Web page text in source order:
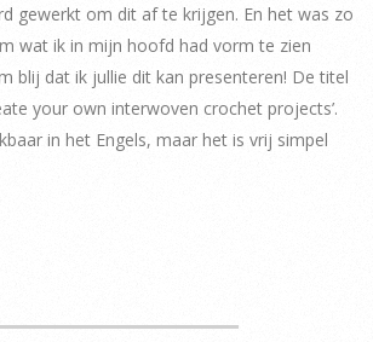
gewerkt om dit af te krijgen. En het was zo
wat ik in mijn hoofd had vorm te zien
blij dat ik jullie dit kan presenteren! De titel
your own interwoven crochet projects’.
in het Engels, maar het is vrij simpel